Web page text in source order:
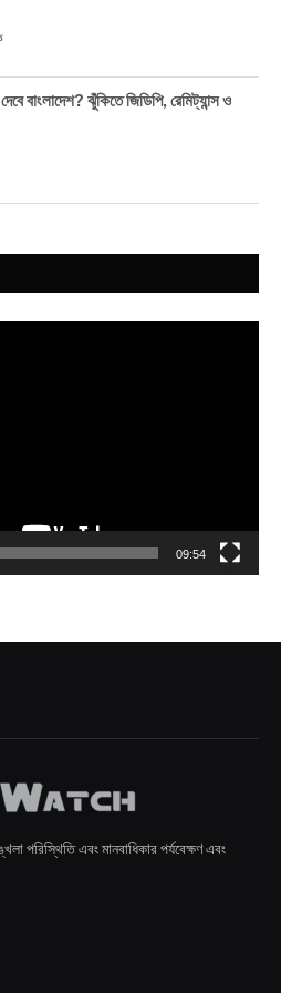
বাংলাদেশ? ঝুঁকিতে জিডিপি, রেমিট্যান্স ও
09:54
পরিস্থিতি এবং মানবাধিকার পর্যবেক্ষণ এবং